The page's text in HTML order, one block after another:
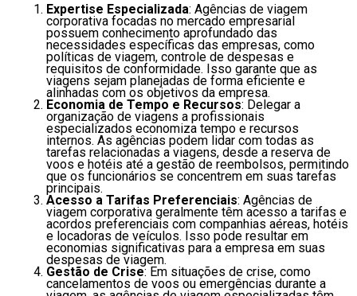
Expertise Especializada: Agências de viagem
corporativa focadas no mercado empresarial
possuem conhecimento aprofundado das
necessidades específicas das empresas, como
políticas de viagem, controle de despesas e
requisitos de conformidade. Isso garante que as
viagens sejam planejadas de forma eficiente e
alinhadas com os objetivos da empresa.
Economia de Tempo e Recursos: Delegar a
organização de viagens a profissionais
especializados economiza tempo e recursos
internos. As agências podem lidar com todas as
tarefas relacionadas a viagens, desde a reserva de
voos e hotéis até a gestão de reembolsos, permitindo
que os funcionários se concentrem em suas tarefas
principais.
Acesso a Tarifas Preferenciais: Agências de
viagem corporativa geralmente têm acesso a tarifas e
acordos preferenciais com companhias aéreas, hotéis
e locadoras de veículos. Isso pode resultar em
economias significativas para a empresa em suas
despesas de viagem.
Gestão de Crise: Em situações de crise, como
cancelamentos de voos ou emergências durante a